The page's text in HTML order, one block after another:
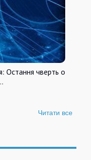
Остання чверть о
Читати все